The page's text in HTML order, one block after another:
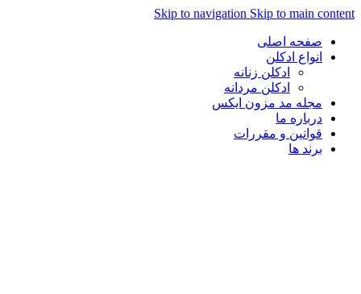
Skip to navigation Skip to main
صفحه اصلی
انواع ادکلن
ادکلن زنانه
ادکلن مردانه
مجله مد مزون ایکس
درباره ما
قوانین و مقررات
برند ها